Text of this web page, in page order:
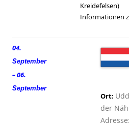
Kreidefelsen)
Informationen
04.
September
– 06.
September
Ort:
der